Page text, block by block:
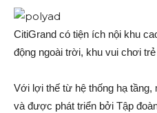
CitiGrand có tiện ích nội khu
động ngoài trời, khu vui chơi
Với lợi thế từ hệ thống hạ
và được phát triển bởi Tập